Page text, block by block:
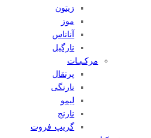
زیتون
موز
آناناس
نارگیل
مرکـبـات
پرتقال
نارنگی
لیمو
نارنج
گریپ فروت